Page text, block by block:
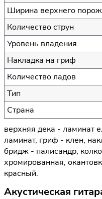
Ширина верхнего
Количество струн
Уровень владения
Накладка на гриф
Количество ладов
Тип
Страна
верхняя дека - ламинат
ламинат, гриф - клен,
бридж - палисандр,
хромированная,
красный.
Акустическая